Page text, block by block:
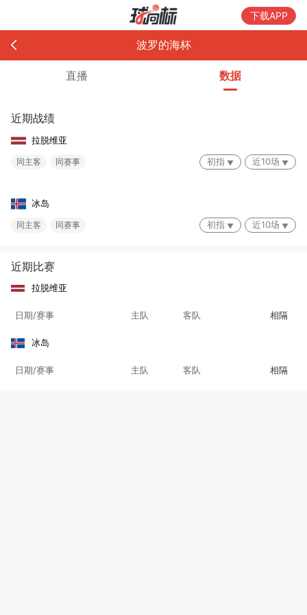
下载APP
波罗的海杯
直播 数据
近期战绩
拉脱维亚
同主客 同赛事 初指 近10场
冰岛
同主客 同赛事 初指 近10场
近期比赛
拉脱维亚
日期/赛事 主队 客队 相隔
冰岛
日期/赛事 主队 客队 相隔